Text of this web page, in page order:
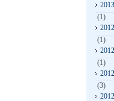
(1)
(1)
(1)
(3)